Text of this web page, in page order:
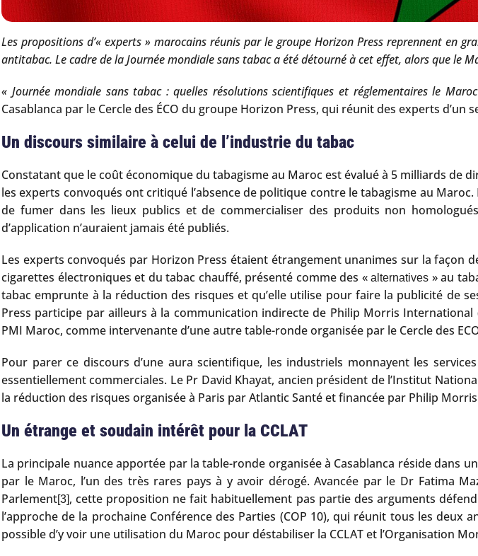
Les propositions d’« experts » marocains réunis par le groupe Horizon Press reprennent en
antitabac. Le cadre de la Journée mondiale sans tabac a été détourné à cet effet, alors que le
« Journée mondiale sans tabac : quelles résolutions scientifiques et réglementaires le
Casablanca par le Cercle des ÉCO du groupe Horizon Press, qui réunit des experts
Un discours similaire à celui de l’industrie du tabac
Constatant que le coût économique du tabagisme au Maroc est évalué à 5 milliards de
les experts convoqués ont critiqué l’absence de politique contre le tabagisme au
de fumer dans les lieux publics et de commercialiser des produits non
d’application n’auraient jamais été publiés.
Les experts convoqués par Horizon Press étaient étrangement unanimes sur la façon
cigarettes électroniques et du tabac chauffé, présenté comme des «alternatives » au
tabac emprunte à la réduction des risques et qu’elle utilise pour faire la publicité de
Press participe par ailleurs à la communication indirecte de Philip Morris
PMI Maroc, comme intervenante d’une autre table-ronde organisée par le Cercle des
Pour parer ce discours d’une aura scientifique, les industriels monnayent les
essentiellement commerciales. Le Pr David Khayat, ancien président de l’Institut
la réduction des risques organisée à Paris par Atlantic Santé et financée par Philip
Un étrange et soudain intérêt pour la CCLAT
La principale nuance apportée par la table-ronde organisée à Casablanca réside dans
par le Maroc, l’un des très rares pays à y avoir dérogé. Avancée par le Dr Fatima
Parlement[3], cette proposition ne fait habituellement pas partie des arguments
l’approche de la prochaine Conférence des Parties (COP 10), qui réunit tous les
possible d’y voir une utilisation du Maroc pour déstabiliser la CCLAT et l’Organisation